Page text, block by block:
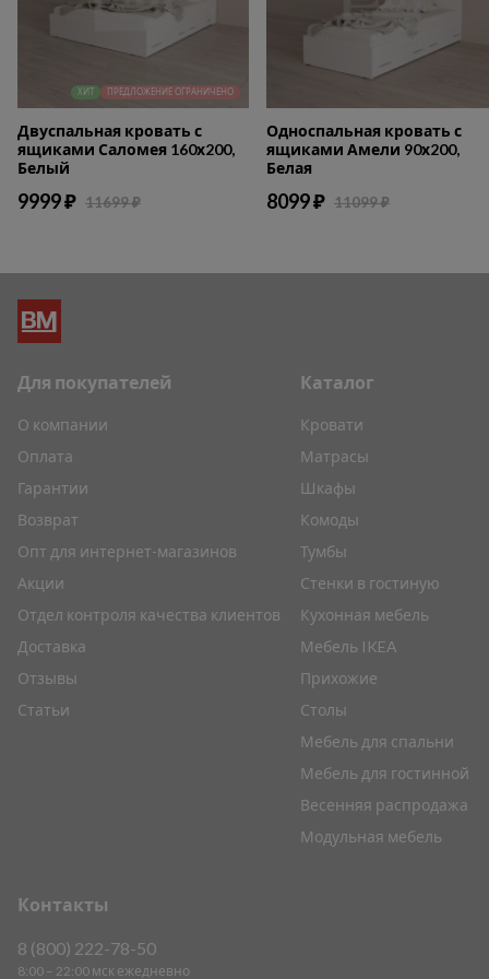
ХИТ ПРЕДЛОЖЕНИЕ ОГРАНИЧЕНО
Двуспальная кровать с
ящиками Саломея 160х200,
Белый
9999 ₽ 11699 ₽
Односпальная кровать с
ящиками Амели 90х200,
Белая
8099 ₽ 11099 ₽
Контакты
8 (800) 222-78-50
8:00 – 22:00 мск ежедневно
Каталог
Кровати
Матрасы
Шкафы
Комоды
Тумбы
Стенки в гостиную
Кухонная мебель
Мебель IKEA
Прихожие
Столы
Мебель для спальни
Мебель для гостинной
Весенняя распродажа
Модульная мебель
Для покупателей
О компании
Оплата
Гарантии
Возврат
Опт для интернет-магазинов
Акции
Отдел контроля качества клиентов
Доставка
Отзывы
Статьи